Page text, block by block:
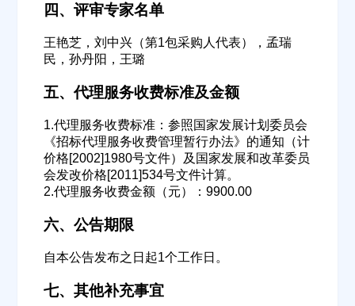
四、评审专家名单
王艳芝，刘中兴（第1包采购人代表），孟瑞
民，孙丹阳，王璐
五、代理服务收费标准及金额
1.代理服务收费标准：参照国家发展计划委员会
《招标代理服务收费管理暂行办法》的通知（计
价格[2002]1980号文件）及国家发展和改革委员
会发改价格[2011]534号文件计算。
2.代理服务收费金额（元）：9900.00
六、公告期限
自本公告发布之日起1个工作日。
七、其他补充事宜
欢迎入驻供应商 ဆ